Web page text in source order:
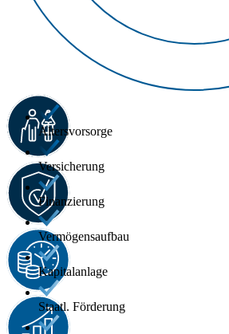
Altersvorsorge
Versicherung
Finanzierung
Vermögensaufbau
Kapitalanlage
Staatl. Förderung